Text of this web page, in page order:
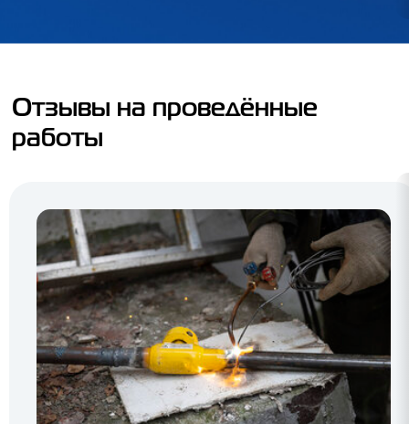
Отзывы на проведённые
работы